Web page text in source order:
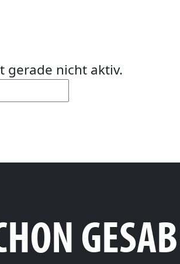
gerade nicht aktiv.